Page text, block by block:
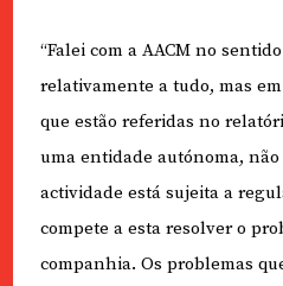
“Falei com a AACM no
relativamente a tudo, mas
que estão referidas no
uma entidade autónoma, não
actividade está sujeita a
compete a esta resolver o
companhia. Os problemas